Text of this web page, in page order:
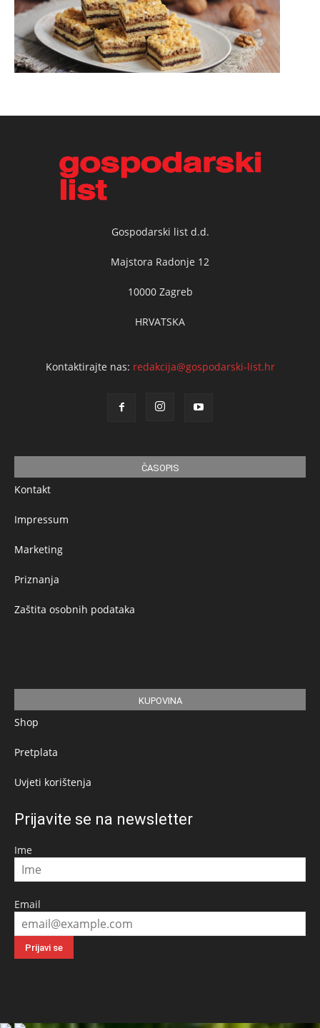
Gospodarski list d.d.
Majstora Radonje 12
10000 Zagreb
HRVATSKA
Kontaktirajte nas: redakcija@gospodarski-list.hr
ČASOPIS
Kontakt
Impressum
Marketing
Priznanja
Zaštita osobnih podataka
KUPOVINA
Shop
Pretplata
Uvjeti korištenja
Prijavite se na newsletter
Ime
Email